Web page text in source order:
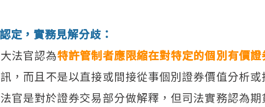
定，實務見解分歧：
法官認為特許管制者應限縮在對特定的個別有價
，而且不是以直接或間接從事個別證券價值分析
官是對於證券交易部分做解釋，但司法實務認為